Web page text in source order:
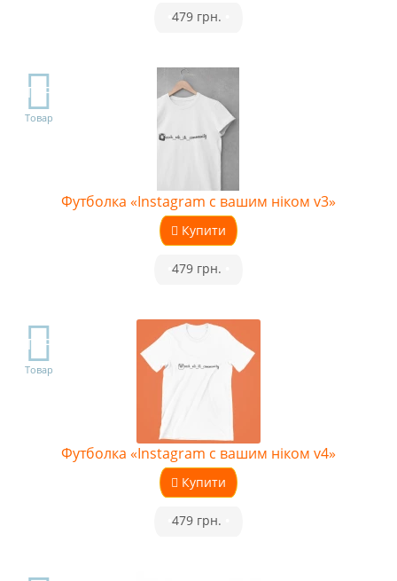
479 грн.
TOP
Товар
Футболка «Instagram с вашим ніком v3»
Купити
479 грн.
TOP
Товар
Футболка «Instagram с вашим ніком v4»
Купити
479 грн.